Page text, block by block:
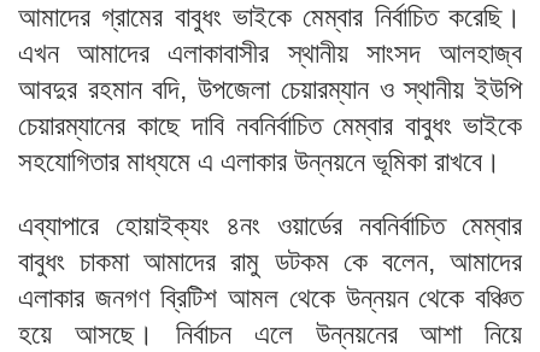
আমাদের গ্রামের বাবুধং ভাইকে মেম্বার নির্বাচিত করেছি।
এখন আমাদের এলাকাবাসীর স্থানীয় সাংসদ আলহাজ্ব
আবদুর রহমান বদি, উপজেলা চেয়ারম্যান ও স্থানীয় ইউপি
চেয়ারম্যানের কাছে দাবি নবনির্বাচিত মেম্বার বাবুধং ভাইকে
সহযোগিতার মাধ্যমে এ এলাকার উন্নয়নে ভূমিকা রাখবে।
এব্যাপারে হোয়াইক্যং ৪নং ওয়ার্ডের নবনির্বাচিত মেম্বার
বাবুধং চাকমা আমাদের রামু ডটকম কে বলেন, আমাদের
এলাকার জনগণ ব্রিটিশ আমল থেকে উন্নয়ন থেকে বঞ্চিত
হয়ে আসছে। নির্বাচন এলে উন্নয়নের আশা নিয়ে